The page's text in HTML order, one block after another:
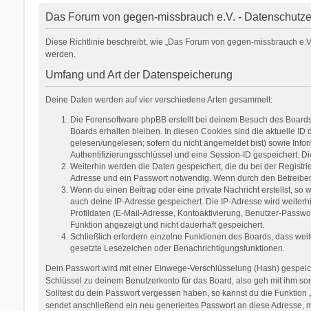
Das Forum von gegen-missbrauch e.V. -
Diese Richtlinie beschreibt, wie „Das Forum von gegen-missbrauch
werden.
Umfang und Art der Datenspeicherung
Deine Daten werden auf vier verschiedene Arten gesammelt:
Die Forensoftware phpBB erstellt bei deinem Besuch des
Boards erhalten bleiben. In diesen Cookies sind die aktuelle
gelesen/ungelesen; sofern du nicht angemeldet bist) sowie
Authentifizierungsschlüssel und eine Session-ID gespeichert.
Weiterhin werden die Daten gespeichert, die du bei der
Adresse und ein Passwort notwendig. Wenn durch den
Wenn du einen Beitrag oder eine private Nachricht erstellst, so
auch deine IP-Adresse gespeichert. Die IP-Adresse wird
Profildaten (E-Mail-Adresse, Kontoaktivierung, Benutzer-
Funktion angezeigt und nicht dauerhaft gespeichert.
Schließlich erfordern einzelne Funktionen des Boards, dass
gesetzte Lesezeichen oder Benachrichtigungsfunktionen.
Dein Passwort wird mit einer Einwege-Verschlüsselung (Hash)
Schlüssel zu deinem Benutzerkonto für das Board, also geh mit ihm
Solltest du dein Passwort vergessen haben, so kannst du die
sendet anschließend ein neu generiertes Passwort an diese Adresse,